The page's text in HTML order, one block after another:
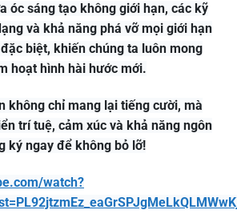
óc sáng tạo không giới hạn, các kỹ
và khả năng phá vỡ mọi giới hạn
biệt, khiến chúng ta luôn mong
hoạt hình hài hước mới.
không chỉ mang lại tiếng cười, mà
trí tuệ, cảm xúc và khả năng ngôn
ký ngay để không bỏ lỡ!
watch?